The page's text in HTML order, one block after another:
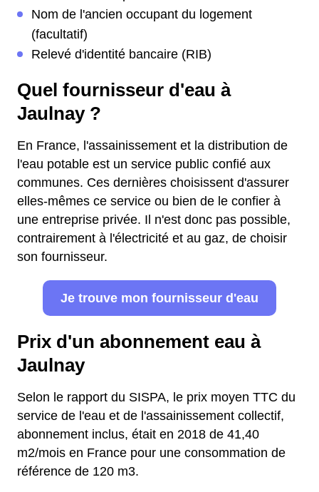
Nom de l'ancien occupant du logement
(facultatif)
Relevé d'identité bancaire (RIB)
Quel fournisseur d'eau à
Jaulnay ?
En France, l'assainissement et la distribution de
l'eau potable est un service public confié aux
communes. Ces dernières choisissent d'assurer
elles-mêmes ce service ou bien de le confier à
une entreprise privée. Il n'est donc pas possible,
contrairement à l'électricité et au gaz, de choisir
son fournisseur.
Je trouve mon fournisseur d'eau
Prix d'un abonnement eau à
Jaulnay
Selon le rapport du SISPA, le prix moyen TTC du
service de l'eau et de l'assainissement collectif,
abonnement inclus, était en 2018 de 41,40
m2/mois en France pour une consommation de
référence de 120 m3.